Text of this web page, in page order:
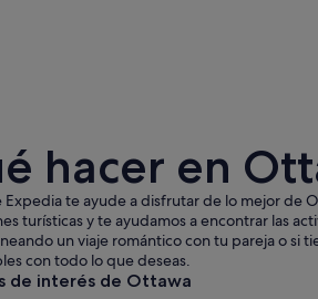
Una iglesia con
hacer en
Expedia te ayude a disfrutar de lo mejor de
turísticas y te ayudamos a encontrar las
un viaje romántico con tu pareja o si
con todo lo que deseas.
de interés de Ottawa